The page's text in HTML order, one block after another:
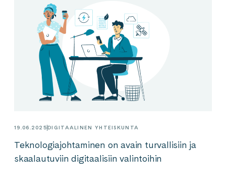
19.06.2025DIGITAALINEN YHTEISKUNTA
Teknologiajohtaminen on avain turvallisiin ja
skaalautuviin digitaalisiin valintoihin